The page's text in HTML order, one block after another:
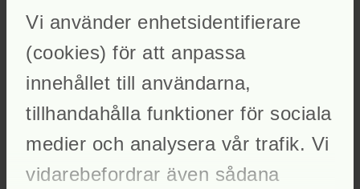
Vi använder enhetsidentifierare
(cookies) för att anpassa
innehållet till användarna,
tillhandahålla funktioner för sociala
medier och analysera vår trafik. Vi
vidarebefordrar även sådana
Kontakt
Medlemsförteckning
Medlemskap
Opinionsbildning
Pressmeddelanden
Remissvar
Stadgar för inkassonämnden
Statistik
Test
Vad vi gör